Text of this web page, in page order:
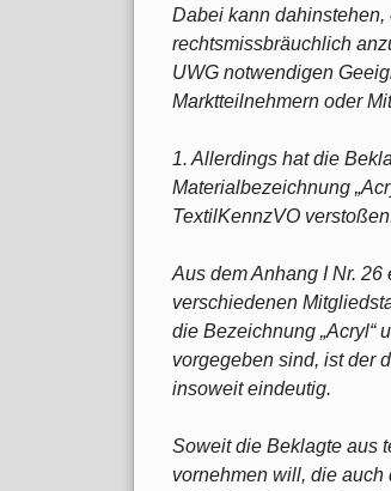
Dabei kann
rechtsmissbräuchlich
UWG notwendigen
Marktteilnehmern oder
1. Allerdings hat die
Materialbezeichnung
TextilKennzVO
Aus dem Anhang I Nr.
verschiedenen
die Bezeichnung „Acryl“
vorgegeben sind, ist der
insoweit eindeutig.
Soweit die Beklagte aus
vornehmen will, die auch